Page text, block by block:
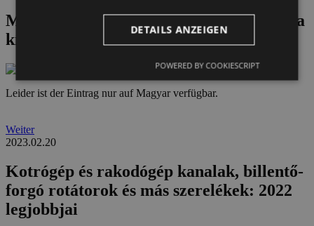
Malaguti hidraulikus talajfúróval bővül a
kínálatunk
Leider ist der Eintrag nur auf Magyar verfügbar.
Weiter
2023.02.20
Kotrógép és rakodógép kanalak, billentő-
forgó rotátorok és más szerelékek: 2022
legjobbjai
DETAILS ANZEIGEN
POWERED BY COOKIESCRIPT